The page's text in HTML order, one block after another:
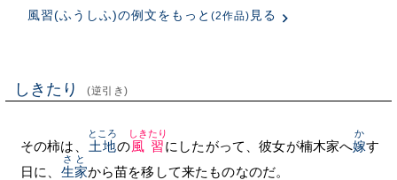
風習(ふうしふ)の例文をもっと (2作品) 見る
しきたり (逆引き)
その柿は、 土地
ところ
の風習
しきたり
にしたがって、彼女が楠木家へ嫁
か
す
日に、 生家
さと
から苗を移して来たものなのだ。